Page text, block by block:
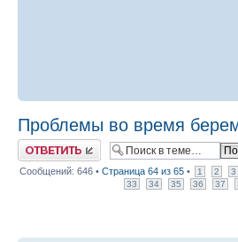
Проблемы во время
Ответить
Сообщений: 646 • Страница 64 из 65 • 1 2 3
33
34 35 36 37